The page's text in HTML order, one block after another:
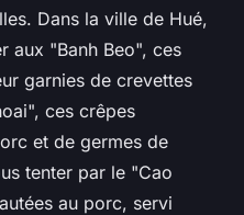
Dans la ville de Hué,
aux "Banh Beo", ces
garnies de crevettes
ces crêpes
et de germes de
tenter par le "Cao
au porc, servi